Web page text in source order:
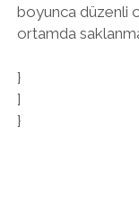
boyunca düzenli
ortamda
}
]
}